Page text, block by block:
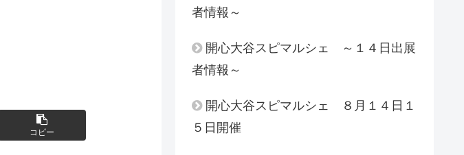
コピー
者情報～
開心大谷スピマルシェ ～１４日出展
者情報～
開心大谷スピマルシェ ８月１４日１
５日開催